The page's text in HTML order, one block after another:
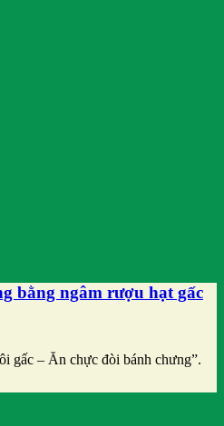
bằng ngâm rượu hạt gấc
gấc – Ăn chực đòi bánh chưng”.